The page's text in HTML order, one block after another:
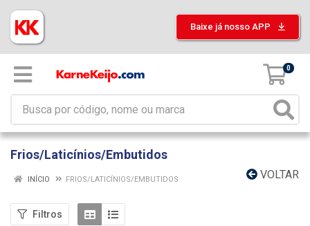
Baixe já nosso APP
0
Frios/Laticínios/Embutidos
VOLTAR
INÍCIO FRIOS/LATICÍNIOS/EMBUTIDOS
Filtros